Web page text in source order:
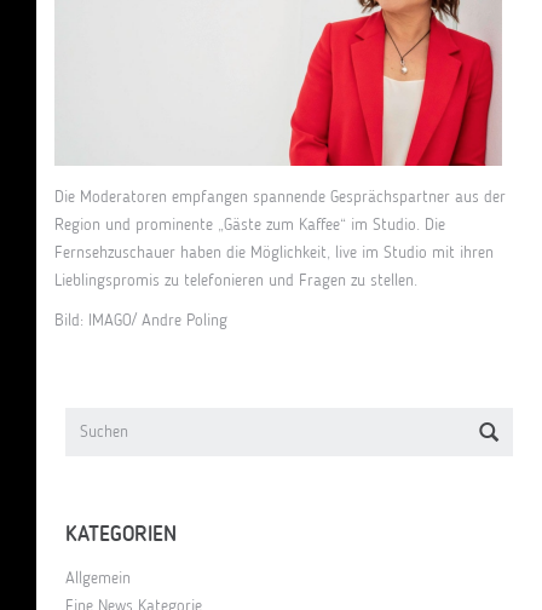
Die Moderatoren empfangen spannende Gesprächspartner aus der
Region und prominente „Gäste zum Kaffee“ im Studio. Die
Fernsehzuschauer haben die Möglichkeit, live im Studio mit ihren
Lieblingspromis zu telefonieren und Fragen zu stellen.
Bild: IMAGO/ Andre Poling
KATEGORIEN
Allgemein
Eine News Kategorie